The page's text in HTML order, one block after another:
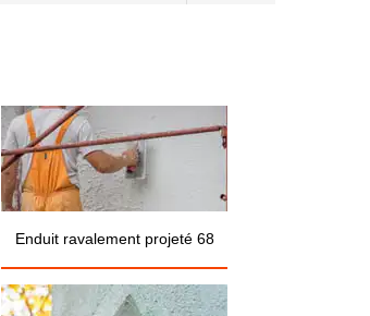
Enduit ravalement projeté 68